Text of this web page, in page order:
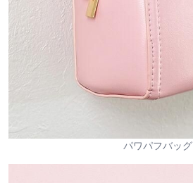
パワパフバッグ